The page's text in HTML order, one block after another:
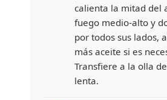
calienta la mitad del
fuego medio-alto y
por todos sus lados,
más aceite si es
Transfiere a la olla
lenta.